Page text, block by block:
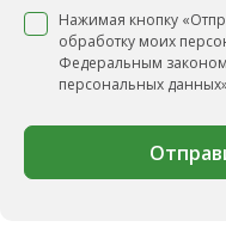
Нажимая кнопку
обработку моих
Федеральным
персональных